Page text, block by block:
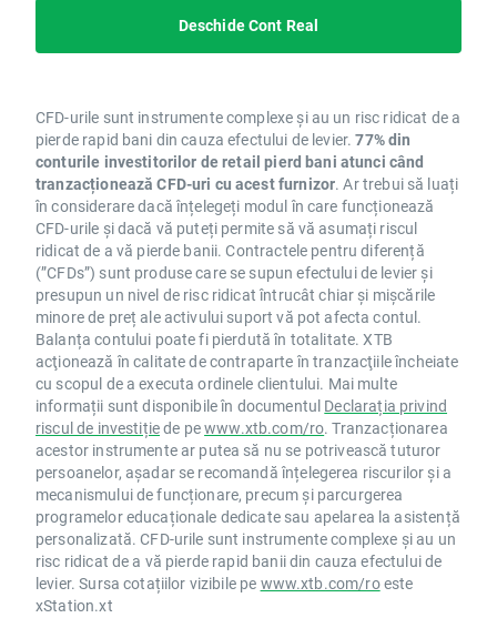
Deschide Cont Real
CFD-urile sunt instrumente complexe și au un risc ridicat de a
pierde rapid bani din cauza efectului de levier.77% din
conturile investitorilor de retail pierd bani atunci când
tranzacționează CFD-uri cu acest furnizor. Ar trebui să luați
în considerare dacă înțelegeți modul în care funcționează
CFD-urile și dacă vă puteți permite să vă asumați riscul
ridicat de a vă pierde banii. Contractele pentru diferență
(”CFDs”) sunt produse care se supun efectului de levier și
presupun un nivel de risc ridicat întrucât chiar și mișcările
minore de preț ale activului suport vă pot afecta contul.
Balanța contului poate fi pierdută în totalitate. XTB
acţionează în calitate de contraparte în tranzacţiile încheiate
cu scopul de a executa ordinele clientului. Mai multe
informații sunt disponibile în documentul Declarația privind
riscul de investițiede pewww.xtb.com/ro. Tranzacționarea
acestor instrumente ar putea să nu se potrivească tuturor
persoanelor, așadar se recomandă înțelegerea riscurilor și a
mecanismului de funcționare, precum și parcurgerea
programelor educaționale dedicate sau apelarea la asistență
personalizată. CFD-urile sunt instrumente complexe și au un
risc ridicat de a vă pierde rapid banii din cauza efectului de
levier. Sursa cotațiilor vizibile pe www.xtb.com/roeste
xStation.xt